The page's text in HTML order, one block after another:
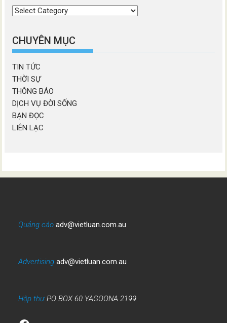
Chọn
mục
CHUYÊN MỤC
TIN TỨC
THỜI SỰ
THÔNG BÁO
DỊCH VỤ ĐỜI SỐNG
BẠN ĐỌC
LIÊN LẠC
Quảng cáo adv@vietluan.com.au
Advertising adv@vietluan.com.au
Hộp thưPO BOX 60 YAGOONA 2199